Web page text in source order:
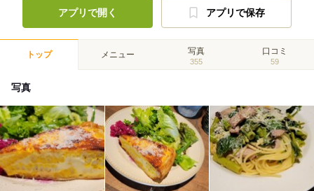
アプリで開く アプリで保存
トップ メニュー 写真
355
口コミ
59
写真